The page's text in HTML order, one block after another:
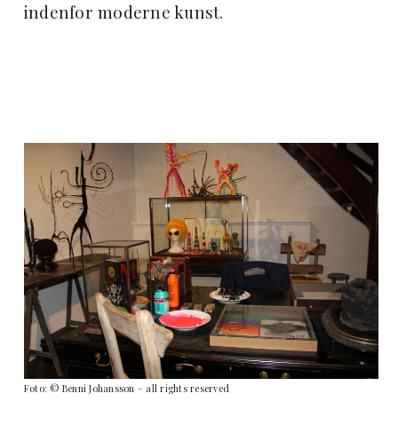
indenfor moderne kunst.
Foto: © Benni Johansson – all rights reserved